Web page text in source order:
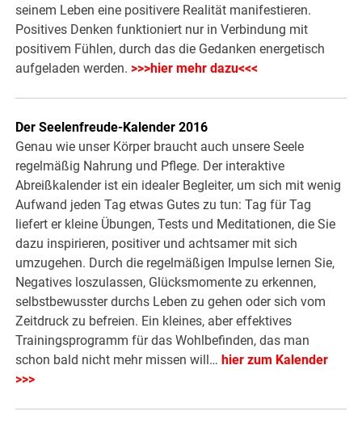
seinem Leben eine positivere Realität manifestieren.
Positives Denken funktioniert nur in Verbindung mit
positivem Fühlen, durch das die Gedanken energetisch
aufgeladen werden. >>>hier mehr dazu<<<
Der Seelenfreude-Kalender 2016
Genau wie unser Körper braucht auch unsere Seele
regelmäßig Nahrung und Pflege. Der interaktive
Abreißkalender ist ein idealer Begleiter, um sich mit wenig
Aufwand jeden Tag etwas Gutes zu tun: Tag für Tag
liefert er kleine Übungen, Tests und Meditationen, die Sie
dazu inspirieren, positiver und achtsamer mit sich
umzugehen. Durch die regelmäßigen Impulse lernen Sie,
Negatives loszulassen, Glücksmomente zu erkennen,
selbstbewusster durchs Leben zu gehen oder sich vom
Zeitdruck zu befreien. Ein kleines, aber effektives
Trainingsprogramm für das Wohlbefinden, das man
schon bald nicht mehr missen will… hier zum Kalender
>>>